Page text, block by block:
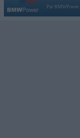
Par BMWPower